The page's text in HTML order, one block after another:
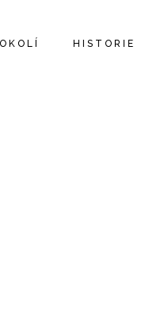
OKOLÍ HISTORIE